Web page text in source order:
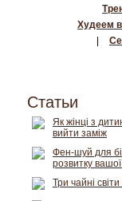
Худеем
Статьи
Як жінці з
вийти заміж
Фен-шуй для
розвитку
Три чайні